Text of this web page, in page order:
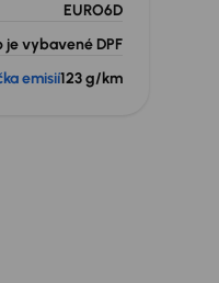
EURO6D
je vybavené DPF
emisií123 g/km